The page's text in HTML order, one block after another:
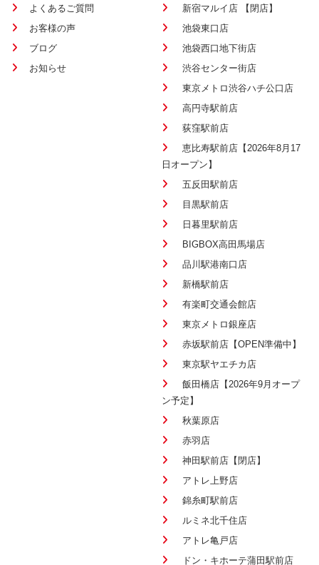
よくあるご質問
お客様の声
ブログ
お知らせ
新宿マルイ店 【閉店】
池袋東口店
池袋西口地下街店
渋谷センター街店
東京メトロ渋谷ハチ公口店
高円寺駅前店
荻窪駅前店
恵比寿駅前店【2026年8月17
日オープン】
五反田駅前店
目黒駅前店
日暮里駅前店
BIGBOX高田馬場店
品川駅港南口店
新橋駅前店
有楽町交通会館店
東京メトロ銀座店
赤坂駅前店【OPEN準備中】
東京駅ヤエチカ店
飯田橋店【2026年9月オープ
ン予定】
秋葉原店
赤羽店
神田駅前店【閉店】
アトレ上野店
錦糸町駅前店
ルミネ北千住店
アトレ亀戸店
ドン・キホーテ蒲田駅前店